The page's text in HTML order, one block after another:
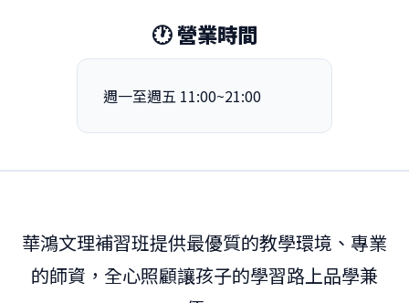
🕐 營業時間
週一至週五 11:00~21:00
華鴻文理補習班提供最優質的教學環境、專業
的師資，全心照顧讓孩子的學習路上品學兼